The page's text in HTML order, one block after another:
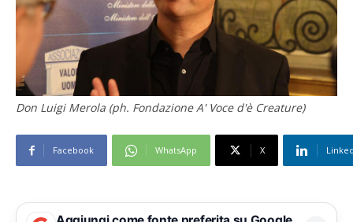
Don Luigi Merola (ph. Fondazione A' Voce d'è Creature)
Facebook WhatsApp X